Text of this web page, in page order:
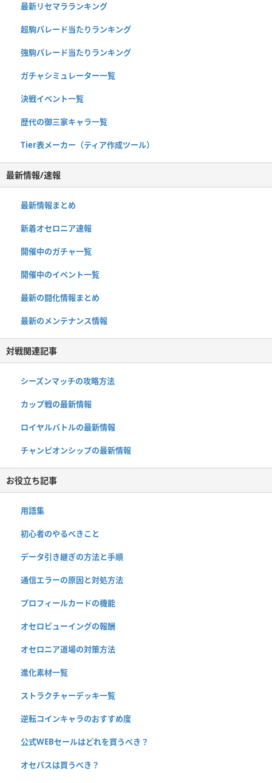
最新リセマラランキング
超駒パレード当たりランキング
強駒パレード当たりランキング
ガチャシミュレーター一覧
決戦イベント一覧
歴代の御三家キャラ一覧
Tier表メーカー（ティア作成ツール）
最新情報/速報
最新情報まとめ
新着オセロニア速報
開催中のガチャ一覧
開催中のイベント一覧
最新の闘化情報まとめ
最新のメンテナンス情報
対戦関連記事
シーズンマッチの攻略方法
カップ戦の最新情報
ロイヤルバトルの最新情報
チャンピオンシップの最新情報
お役立ち記事
用語集
初心者のやるべきこと
データ引き継ぎの方法と手順
通信エラーの原因と対処方法
プロフィールカードの機能
オセロビューイングの報酬
オセロニア道場の対策方法
進化素材一覧
ストラクチャーデッキ一覧
逆転コインキャラのおすすめ度
公式WEBセールはどれを買うべき？
オセパスは買うべき？